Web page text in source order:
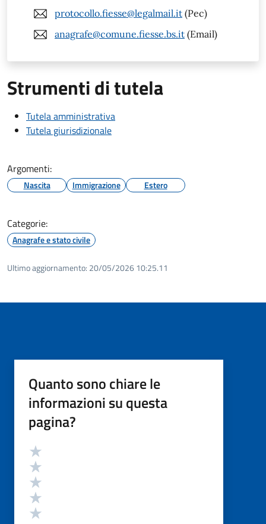
protocollo.fiesse@legalmail.it (Pec)
anagrafe@comune.fiesse.bs.it (Email)
Strumenti di tutela
Tutela amministrativa
Tutela giurisdizionale
Argomenti:
Nascita Immigrazione Estero
Categorie:
Anagrafe e stato civile
Ultimo aggiornamento: 20/05/2026 10:25.11
Quanto sono chiare le
informazioni su questa
pagina?
Valutazione